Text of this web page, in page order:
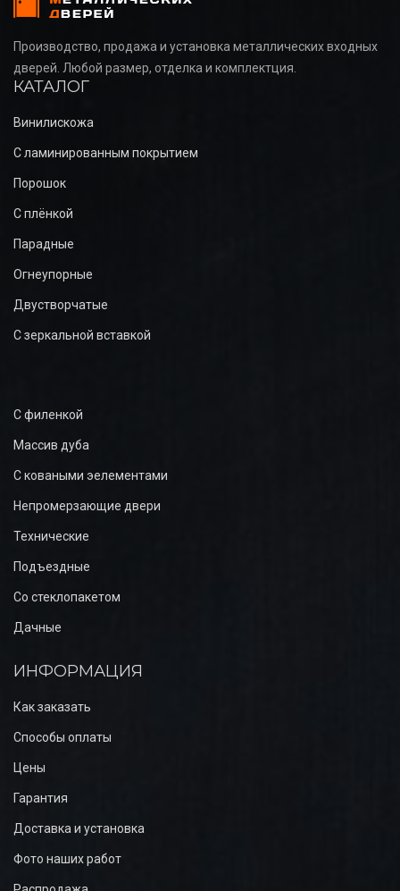
Производство, продажа и установка металлических входных
дверей. Любой размер, отделка и комплектция.
КАТАЛОГ
Винилискожа
С ламинированным покрытием
Порошок
С плёнкой
Парадные
Огнеупорные
Двустворчатые
С зеркальной вставкой
С филенкой
Массив дуба
С коваными эелементами
Непромерзающие двери
Технические
Подъездные
Со стеклопакетом
Дачные
ИНФОРМАЦИЯ
Как заказать
Способы оплаты
Цены
Гарантия
Доставка и установка
Фото наших работ